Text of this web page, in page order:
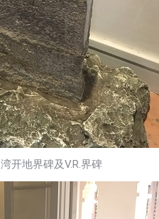
开地界碑及V.R.界碑